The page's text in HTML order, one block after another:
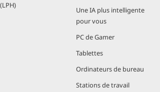
Une IA plus intelligente
pour vous
PC de Gamer
Tablettes
Ordinateurs de bureau
Stations de travail